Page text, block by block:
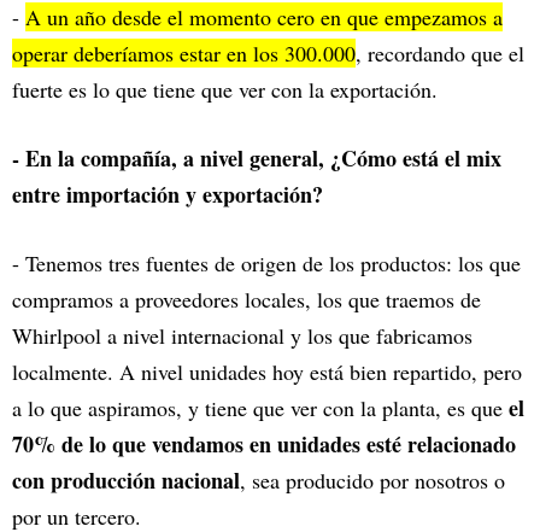
- A un año desde el momento cero en que empezamos a
operar deberíamos estar en los 300.000, recordando que el
fuerte es lo que tiene que ver con la exportación.
- En la compañía, a nivel general, ¿Cómo está el mix
entre importación y exportación?
- Tenemos tres fuentes de origen de los productos: los que
compramos a proveedores locales, los que traemos de
Whirlpool a nivel internacional y los que fabricamos
localmente. A nivel unidades hoy está bien repartido, pero
a lo que aspiramos, y tiene que ver con la planta, es que el
70% de lo que vendamos en unidades esté relacionado
con producción nacional, sea producido por nosotros o
por un tercero.